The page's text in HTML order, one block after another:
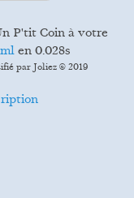
P'tit Coin à votre
en 0.028s
par Joliez © 2019